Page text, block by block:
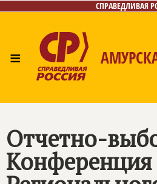
СПРАВЕДЛИВАЯ
≡
Контакты
Отчетно-
Конференция